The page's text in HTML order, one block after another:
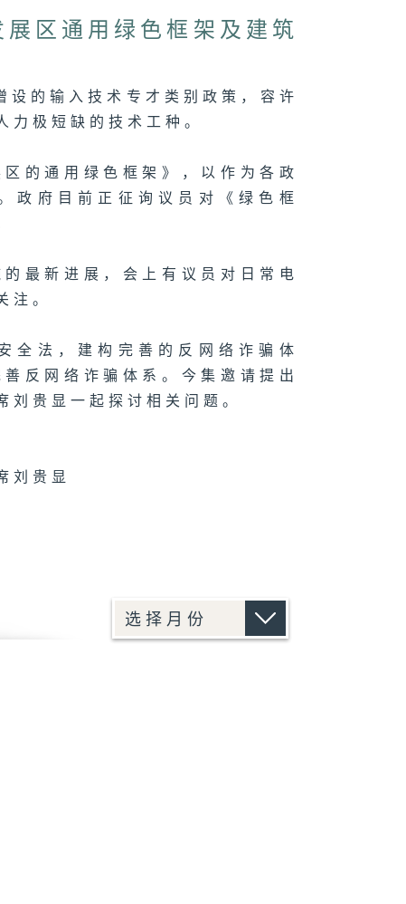
区通用绿色框架及建筑
的输入技术专才类别政策，容许
力极短缺的技术工种。
的通用绿色框架》，以作为各政
政府目前正征询议员对《绿色框
最新进展，会上有议员对日常电
注。
全法，建构完善的反网络诈骗体
反网络诈骗体系。今集邀请提出
贵显一起探讨相关问题。
刘贵显